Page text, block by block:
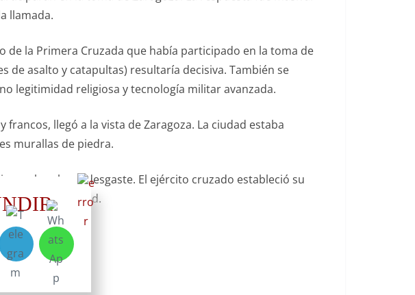
llamada.
de la Primera Cruzada que había participado en la toma de
de asalto y catapultas) resultaría decisiva. También se
legitimidad religiosa y tecnología militar avanzada.
llegó a la vista de Zaragoza. La ciudad estaba
murallas de piedra.
por hambre y desgaste. El ejército cruzado estableció su
rodear la ciudad.